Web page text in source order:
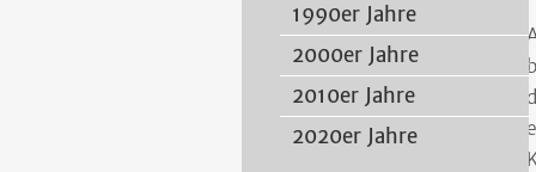
1990er Jahre
2000er Jahre
2010er Jahre
2020er Jahre
Video-Trailer